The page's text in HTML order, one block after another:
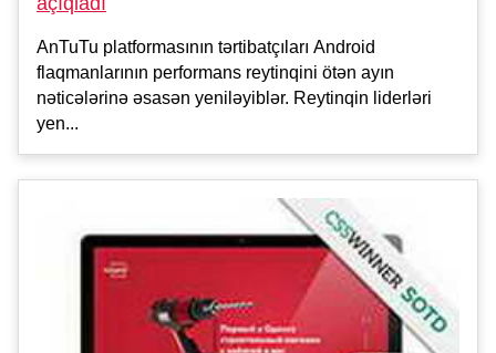
AnTuTu platformasının tərtibatçıları Android
flaqmanlarının performans reytinqini ötən ayın
nəticələrinə əsasən yeniləyiblər. Reytinqin liderləri
yen...